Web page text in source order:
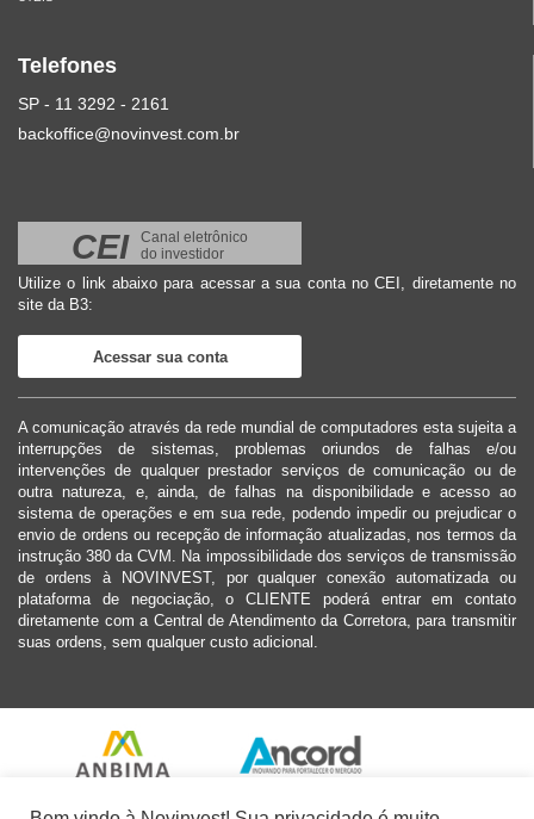
Telefones
SP - 11 3292 - 2161
backoffice@novinvest.com.br
CEI
Canal eletrônico
do investidor
Utilize o link abaixo para acessar a sua conta no CEI, diretamente no
site da B3:
Acessar sua conta
A comunicação através da rede mundial de computadores esta sujeita a
interrupções de sistemas, problemas oriundos de falhas e/ou
intervenções de qualquer prestador serviços de comunicação ou de
outra natureza, e, ainda, de falhas na disponibilidade e acesso ao
sistema de operações e em sua rede, podendo impedir ou prejudicar o
envio de ordens ou recepção de informação atualizadas, nos termos da
instrução 380 da CVM. Na impossibilidade dos serviços de transmissão
de ordens à NOVINVEST, por qualquer conexão automatizada ou
plataforma de negociação, o CLIENTE poderá entrar em contato
diretamente com a Central de Atendimento da Corretora, para transmitir
suas ordens, sem qualquer custo adicional.